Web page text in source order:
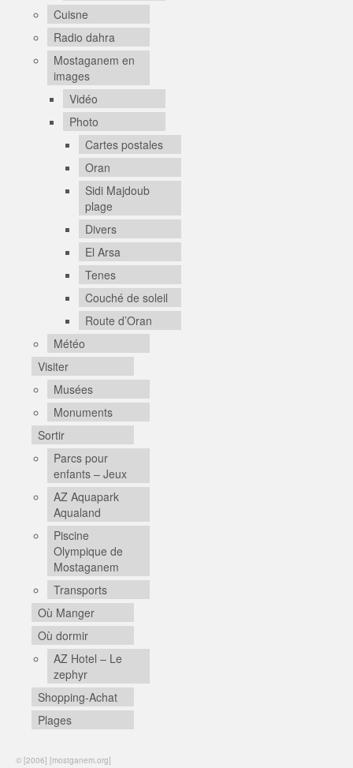
Cuisne
Radio dahra
Mostaganem en
images
Vidéo
Photo
Cartes postales
Oran
Sidi Majdoub
plage
Divers
El Arsa
Tenes
Couché de soleil
Route d’Oran
Météo
Visiter
Musées
Monuments
Sortir
Parcs pour
enfants – Jeux
AZ Aquapark
Aqualand
Piscine
Olympique de
Mostaganem
Transports
Où Manger
Où dormir
AZ Hotel – Le
zephyr
Shopping-Achat
Plages
© [2006] [mostganem.org]